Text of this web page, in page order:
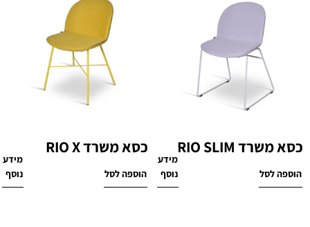
כסא משרד RIO SLIM
₪1,250
הוספה לסל
מידע
נוסף
כסא משרד RIO X
₪1,220
הוספה לסל
מידע
נוסף